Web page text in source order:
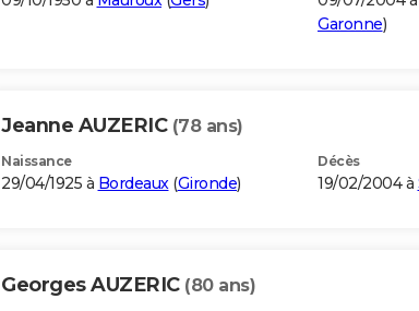
Garonne)
Jeanne AUZERIC (78 ans)
Naissance
29/04/1925 à Bordeaux(Gironde)
Décès
19/02/2004 à
Georges AUZERIC (80 ans)